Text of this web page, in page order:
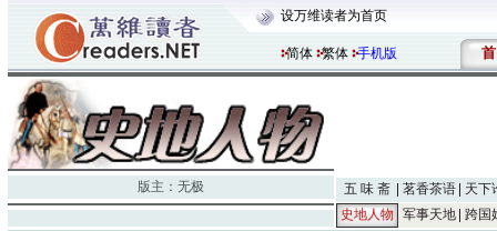
设万维读者为首页
简体 繁体 手机版 首
版主： 无极 五 味 斋 茗香茶语
天下
史地人物
军事天地 跨国